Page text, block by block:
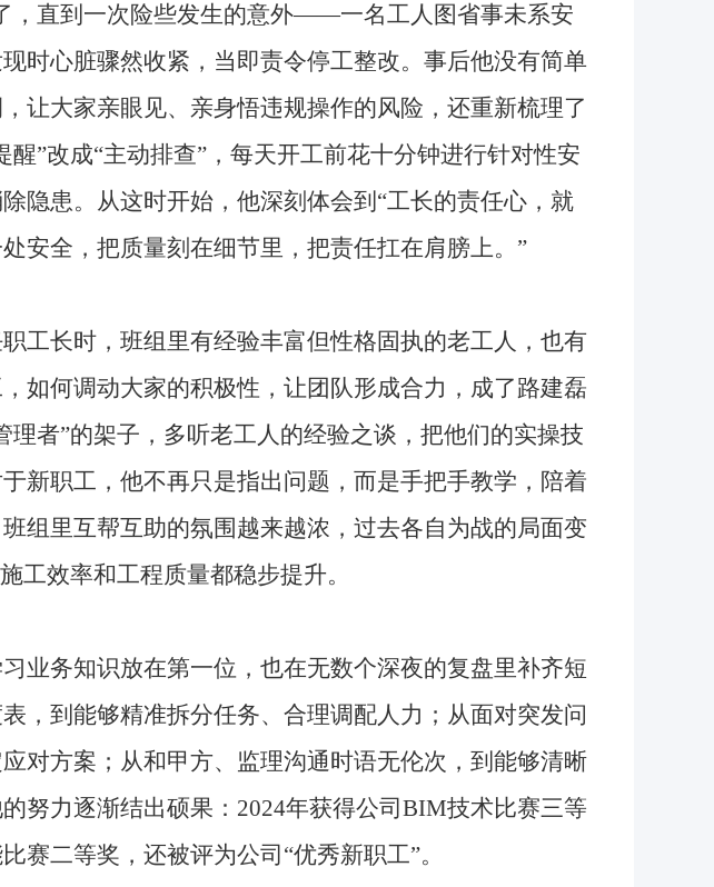
，直到一次险些发生的意外——一名工人图省事未系安
时心脏骤然收紧，当即责令停工整改。事后他没有简单
让大家亲眼见、亲身悟违规操作的风险，还重新梳理了
”改成“主动排查”，每天开工前花十分钟进行针对性安
隐患。从这时开始，他深刻体会到“工长的责任心，就
安全，把质量刻在细节里，把责任扛在肩膀上。”
长时，班组里有经验丰富但性格固执的老工人，也有
如何调动大家的积极性，让团队形成合力，成了路建磊
理者”的架子，多听老工人的经验之谈，把他们的实操技
新职工，他不再只是指出问题，而是手把手教学，陪着
组里互帮互助的氛围越来越浓，过去各自为战的局面变
工效率和工程质量都稳步提升。
务知识放在第一位，也在无数个深夜的复盘里补齐短
，到能够精准拆分任务、合理调配人力；从面对突发问
对方案；从和甲方、监理沟通时语无伦次，到能够清晰
努力逐渐结出硕果：2024年获得公司BIM技术比赛三等
赛二等奖，还被评为公司“优秀新职工”。